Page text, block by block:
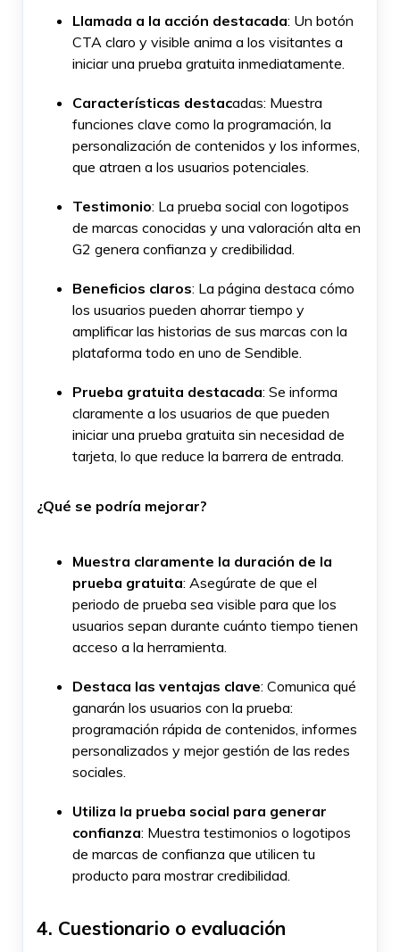
Llamada a la acción destacada: Un botón
CTA claro y visible anima a los visitantes a
iniciar una prueba gratuita inmediatamente.
Características destacadas: Muestra
funciones clave como la programación, la
personalización de contenidos y los informes,
que atraen a los usuarios potenciales.
Testimonio: La prueba social con logotipos
de marcas conocidas y una valoración alta en
G2 genera confianza y credibilidad.
Beneficios claros: La página destaca cómo
los usuarios pueden ahorrar tiempo y
amplificar las historias de sus marcas con la
plataforma todo en uno de Sendible.
Prueba gratuita destacada: Se informa
claramente a los usuarios de que pueden
iniciar una prueba gratuita sin necesidad de
tarjeta, lo que reduce la barrera de entrada.
¿Qué se podría mejorar?
Muestra claramente la duración de la
prueba gratuita: Asegúrate de que el
periodo de prueba sea visible para que los
usuarios sepan durante cuánto tiempo tienen
acceso a la herramienta.
Destaca las ventajas clave: Comunica qué
ganarán los usuarios con la prueba:
programación rápida de contenidos, informes
personalizados y mejor gestión de las redes
sociales.
Utiliza la prueba social para generar
confianza: Muestra testimonios o logotipos
de marcas de confianza que utilicen tu
producto para mostrar credibilidad.
4. Cuestionario o evaluación